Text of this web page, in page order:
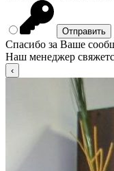
Спасибо за Ваше
Наш менеджер